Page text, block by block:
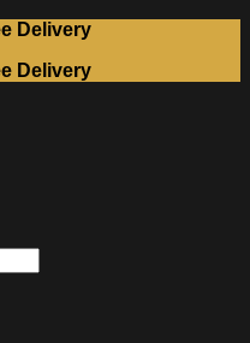
Delivery
Delivery